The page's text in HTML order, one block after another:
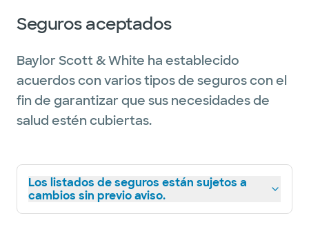
and diabetes, through personalized,
evidence-based care.
Originally from Brownsville, Texas, Samantha
enjoys spending time with her family,
especially her two sons, and practicing yoga
to maintain a healthy, balanced lifestyle.
Seguros aceptados
Baylor Scott & White ha establecido
acuerdos con varios tipos de seguros con el
fin de garantizar que sus necesidades de
salud estén cubiertas.
Los listados de seguros están sujetos a
cambios sin previo aviso.